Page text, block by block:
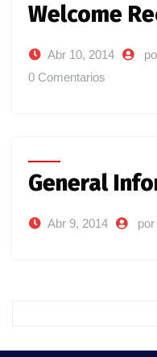
Welcome
Abr 10, 2014
0 Comentarios
General
Abr 9, 2014